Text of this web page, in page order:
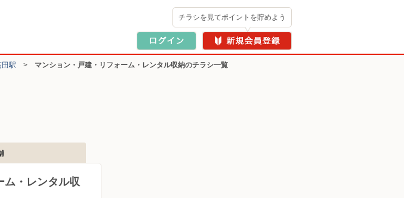
チラシを見てポイントを貯めよう
田駅 > マンション・戸建・リフォーム・レンタル収納のチラシ一覧
ム・レンタル収